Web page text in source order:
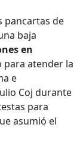
pancartas de
baja
en
para atender la
e
Coj durante
para
asumió el